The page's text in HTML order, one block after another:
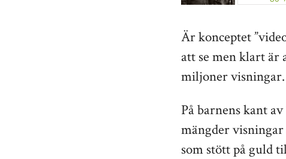
Är konceptet
att se men klart är
miljoner visningar.
På barnens kant
mängder
som stött på guld